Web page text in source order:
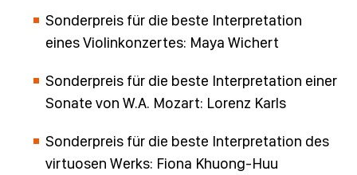
Sonderpreis für die beste Interpretation
eines Violinkonzertes: Maya Wichert
Sonderpreis für die beste Interpretation einer
Sonate von W.A. Mozart: Lorenz Karls
Sonderpreis für die beste Interpretation des
virtuosen Werks: Fiona Khuong-Huu